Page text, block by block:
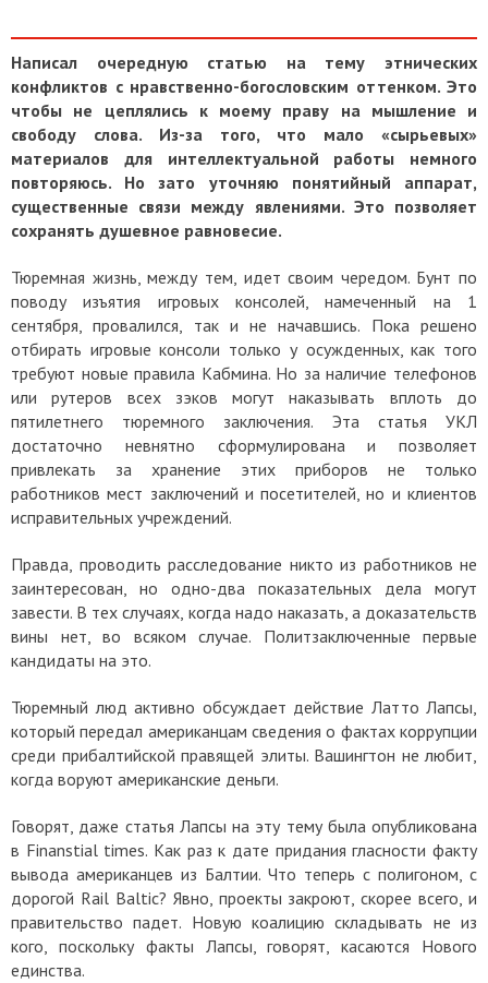
Написал очередную статью на тему этнических
конфликтов с нравственно-богословским оттенком. Это
чтобы не цеплялись к моему праву на мышление и
свободу слова. Из-за того, что мало «сырьевых»
материалов для интеллектуальной работы немного
повторяюсь. Но зато уточняю понятийный аппарат,
существенные связи между явлениями. Это позволяет
сохранять душевное равновесие.
Тюремная жизнь, между тем, идет своим чередом. Бунт по
поводу изъятия игровых консолей, намеченный на 1
сентября, провалился, так и не начавшись. Пока решено
отбирать игровые консоли только у осужденных, как того
требуют новые правила Кабмина. Но за наличие телефонов
или рутеров всех зэков могут наказывать вплоть до
пятилетнего тюремного заключения. Эта статья УКЛ
достаточно невнятно сформулирована и позволяет
привлекать за хранение этих приборов не только
работников мест заключений и посетителей, но и клиентов
исправительных учреждений.
Правда, проводить расследование никто из работников не
заинтересован, но одно-два показательных дела могут
завести. В тех случаях, когда надо наказать, а доказательств
вины нет, во всяком случае. Политзаключенные первые
кандидаты на это.
Тюремный люд активно обсуждает действие Латто Лапсы,
который передал американцам сведения о фактах коррупции
среди прибалтийской правящей элиты. Вашингтон не любит,
когда воруют американские деньги.
Говорят, даже статья Лапсы на эту тему была опубликована
в Finanstial times. Как раз к дате придания гласности факту
вывода американцев из Балтии. Что теперь с полигоном, с
дорогой Rail Baltic? Явно, проекты закроют, скорее всего, и
правительство падет. Новую коалицию складывать не из
кого, поскольку факты Лапсы, говорят, касаются Нового
единства.